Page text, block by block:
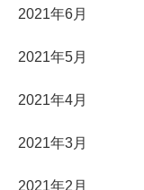
2021年6月
2021年5月
2021年4月
2021年3月
2021年2月